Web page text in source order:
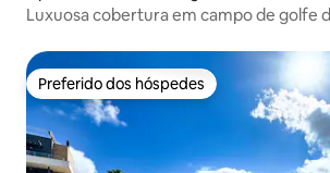
Luxuosa cobertura em campo de golfe
Preferido dos hóspedes
Preferido dos hóspedes